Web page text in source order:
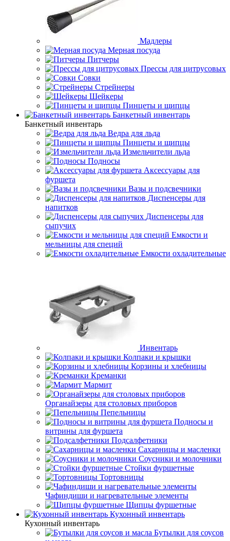
Мадлеры
Мерная посуда
Питчеры
Прессы для цитрусовых
Совки
Стрейнеры
Шейкеры
Пинцеты и щипцы
Банкетный инвентарь
Банкетный инвентарь
Ведра для льда
Пинцеты и щипцы
Измельчители льда
Подносы
Аксессуары для
фуршета
Вазы и подсвечники
Диспенсеры для
напитков
Диспенсеры для
сыпучих
Емкости и
мельницы для специй
Емкости охладительные
Инвентарь
Колпаки и крышки
Корзины и хлебницы
Креманки
Мармит
Органайзеры для столовых приборов
Пепельницы
Подносы и
витрины для фуршета
Подсалфетники
Сахарницы и масленки
Соусники и молочники
Стойки фуршетные
Тортовницы
Чафиндиши и нагревательные элементы
Щипцы фуршетные
Кухонный инвентарь
Кухонный инвентарь
Бутылки для соусов